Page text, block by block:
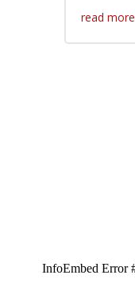
read more